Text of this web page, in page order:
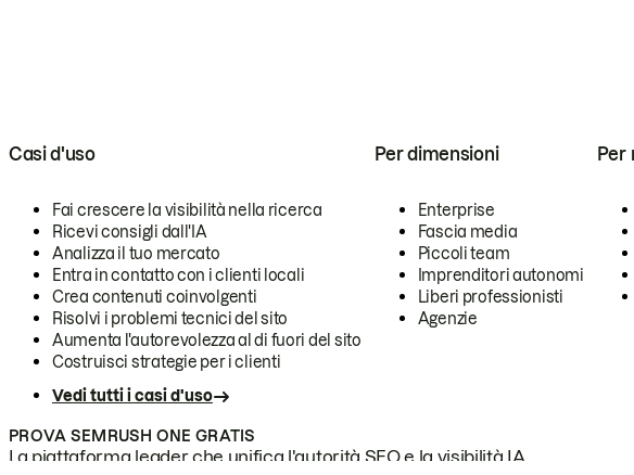
Casi d'uso
Fai crescere la visibilità nella ricerca
Ricevi consigli dall'IA
Analizza il tuo mercato
Entra in contatto con i clienti locali
Crea contenuti coinvolgenti
Risolvi i problemi tecnici del sito
Aumenta l'autorevolezza al di fuori del sito
Costruisci strategie per i clienti
Vedi tutti i casi d'uso
Per dimensioni
Enterprise
Fascia media
Piccoli team
Imprenditori autonomi
Liberi professionisti
Agenzie
Per
PROVA SEMRUSH ONE GRATIS
La piattaforma leader che unifica l'autorità SEO e la visibilità IA.